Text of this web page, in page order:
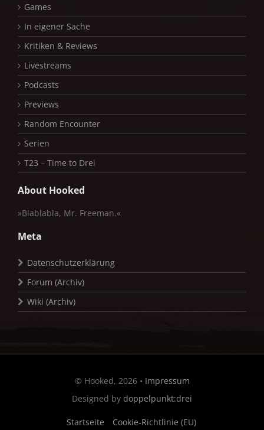
Games
In eigener Sache
Kritiken & Reviews
Livestreams
Podcasts
Previews
Random Encounter
Serien
T23 – Time to Drei
About Hooked
»Blablabla, Mr. Freeman.«
Meta
Datenschutzerklärung
Forum (Archiv)
Wiki (Archiv)
© Hooked, 2026 • Impressum
Designed by doppelpunkt:drei
Startseite Cookie-Richtlinie (EU)